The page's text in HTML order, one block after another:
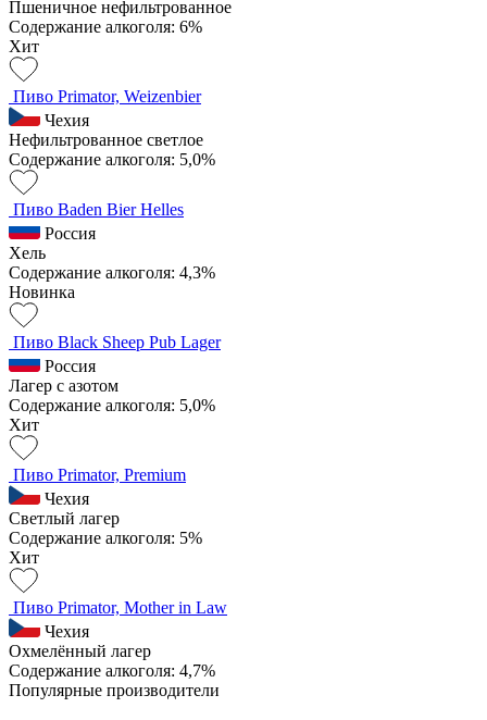
Пшеничное нефильтрованное
Содержание алкоголя: 6%
Хит
Пиво Primator, Weizenbier
Чехия
Нефильтрованное светлое
Содержание алкоголя: 5,0%
Пиво Baden Bier Helles
Россия
Хель
Содержание алкоголя: 4,3%
Новинка
Пиво Black Sheep Pub Lager
Россия
Лагер с азотом
Содержание алкоголя: 5,0%
Хит
Пиво Primator, Premium
Чехия
Светлый лагер
Содержание алкоголя: 5%
Хит
Пиво Primator, Mother in Law
Чехия
Охмелённый лагер
Содержание алкоголя: 4,7%
Популярные производители